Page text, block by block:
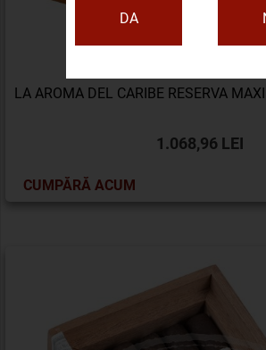
DA
LA AROMA DEL CARIBE RESERVA
1.068,96 LEI
CUMPĂRĂ ACUM